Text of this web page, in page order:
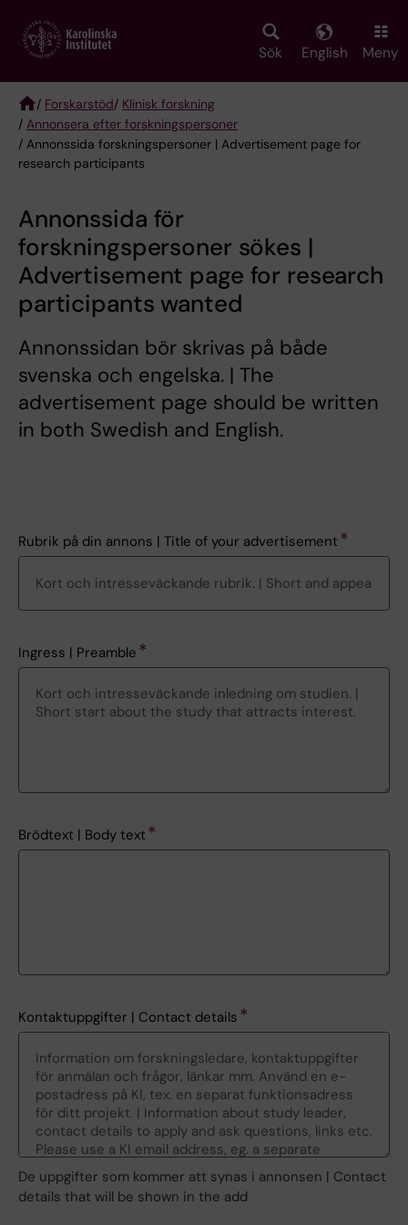
main
Sök English Meny
Breadcrumb
/ Forskarstöd/ Klinisk forskning
/ Annonsera efter forskningspersoner
/ Annonssida forskningspersoner | Advertisement page for
research participants
Annonssida för
forskningspersoner sökes |
Advertisement page for research
participants wanted
Annonssidan bör skrivas på både
svenska och engelska. | The
advertisement page should be written
in both Swedish and English.
Rubrik på din annons | Title of your advertisement
Ingress | Preamble
Brödtext | Body text
Kontaktuppgifter | Contact details
De uppgifter som kommer att synas i annonsen | Contact
details that will be shown in the add